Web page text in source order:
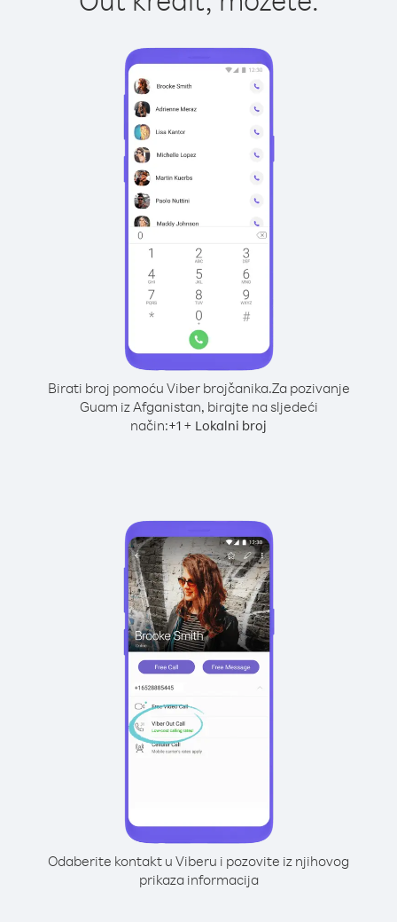
Birati broj pomoću Viber brojčanika.Za pozivanje
Guam iz Afganistan, birajte na sljedeći
način:+1 + Lokalni broj
Odaberite kontakt u Viberu i pozovite iz njihovog
prikaza informacija